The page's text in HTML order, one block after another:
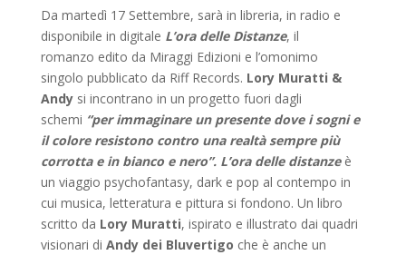
Da martedì 17 Settembre, sarà in libreria, in radio e
disponibile in digitale L’ora delle Distanze, il
romanzo edito da Miraggi Edizioni e l’omonimo
singolo pubblicato da Riff Records. Lory Muratti &
Andy si incontrano in un progetto fuori dagli
schemi “per immaginare un presente dove i sogni e
il colore resistono contro una realtà sempre più
corrotta e in bianco e nero”. L’ora delle distanze è
un viaggio psychofantasy, dark e pop al contempo in
cui musica, letteratura e pittura si fondono. Un libro
scritto da Lory Muratti, ispirato e illustrato dai quadri
visionari di Andy dei Bluvertigo che è anche un